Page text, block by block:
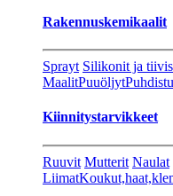
Rakennuskemikaalit
Sprayt Silikonit ja
MaalitPuuöljyt
Kiinnitystarvikkeet
Ruuvit Mutterit Naulat
Liimat